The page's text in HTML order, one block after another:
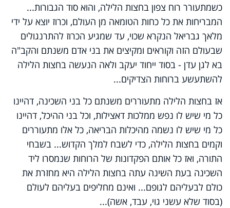
כשמתעורר רוח צפון בחצות הלילה, והוא סוד הגבורות...
המבריחות את כל כחות הטומאה מן העולם, וכרוז יוצא על ידי
מלאך גבריאל הנקרא שכוי, עד שמגיע הכרוז להתרנגולים
שבעולם הזה וקוראים ומקיצים את בני אדם משנתם והקב"ה
בא לגן עדן - בסוד ייחוד יעקב ולאה הנעשה בחצות הלילה
להשתעשע ברוחות הצדיקים...
אז בחצות הלילה מתעוררים משנתם כל בני השכינה, דהיינו
כל מי שיש לו נפש ממלכות דאצילות, וכל בני ההיכל, דהיינו
כל מי שיש לו נשמה מהיכלות הבריאה, כל אלו מתעוררים
וקמים בחצות הלילה, כדי לשבח למלך הקדוש... בשבחי
התורה, ואז כל אותם הפקדונות של הרוחות שנמסרו ליד
השכינה בעת השינה עתה בחצות הלילה היא מחזרת את
כולם לבעליהם לגופם... ואינם מחליפים בעליהם לעולם
(בסוד שלא עשני גוי, עבד, אשה)...